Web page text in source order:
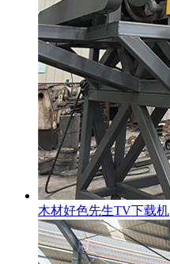
木材好色先生TV下载机